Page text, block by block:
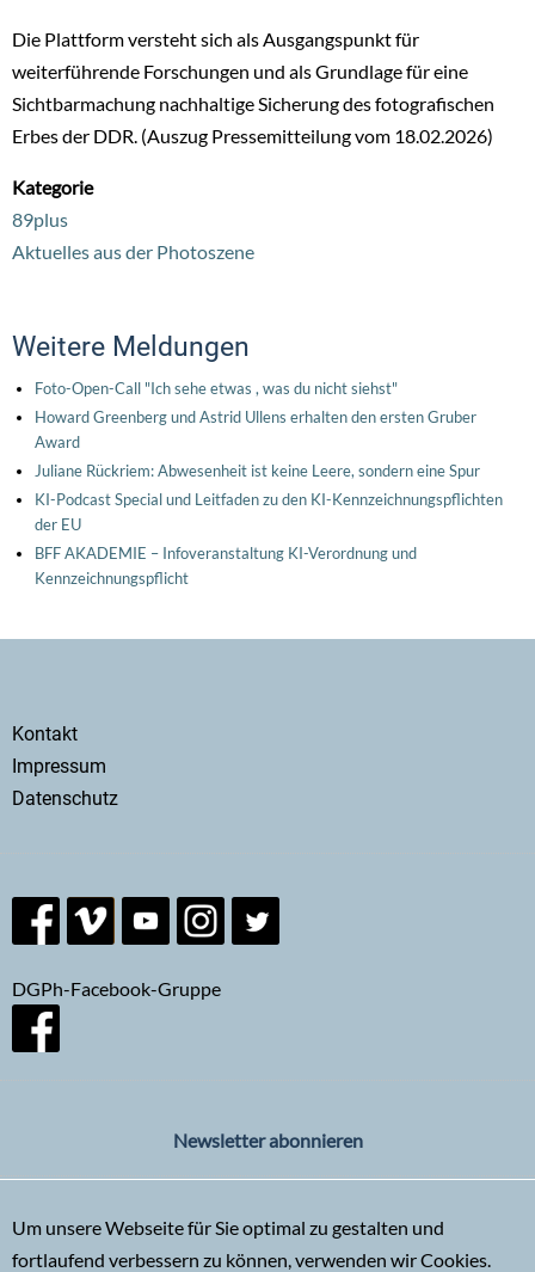
Die Plattform versteht sich als Ausgangspunkt für
weiterführende Forschungen und als Grundlage für eine
Sichtbarmachung nachhaltige Sicherung des fotografischen
Erbes der DDR. (Auszug Pressemitteilung vom 18.02.2026)
Kategorie
89plus
Aktuelles aus der Photoszene
Weitere Meldungen
Foto-Open-Call "Ich sehe etwas , was du nicht siehst"
Howard Greenberg und Astrid Ullens erhalten den ersten Gruber
Award
Juliane Rückriem: Abwesenheit ist keine Leere, sondern eine Spur
KI-Podcast Special und Leitfaden zu den KI-Kennzeichnungspflichten
der EU
BFF AKADEMIE – Infoveranstaltung KI-Verordnung und
Kennzeichnungspflicht
Secondary
menu
Kontakt
Impressum
Datenschutz
DGPh-Facebook-Gruppe
Newsletter abonnieren
Um unsere Webseite für Sie optimal zu gestalten und
fortlaufend verbessern zu können, verwenden wir Cookies.